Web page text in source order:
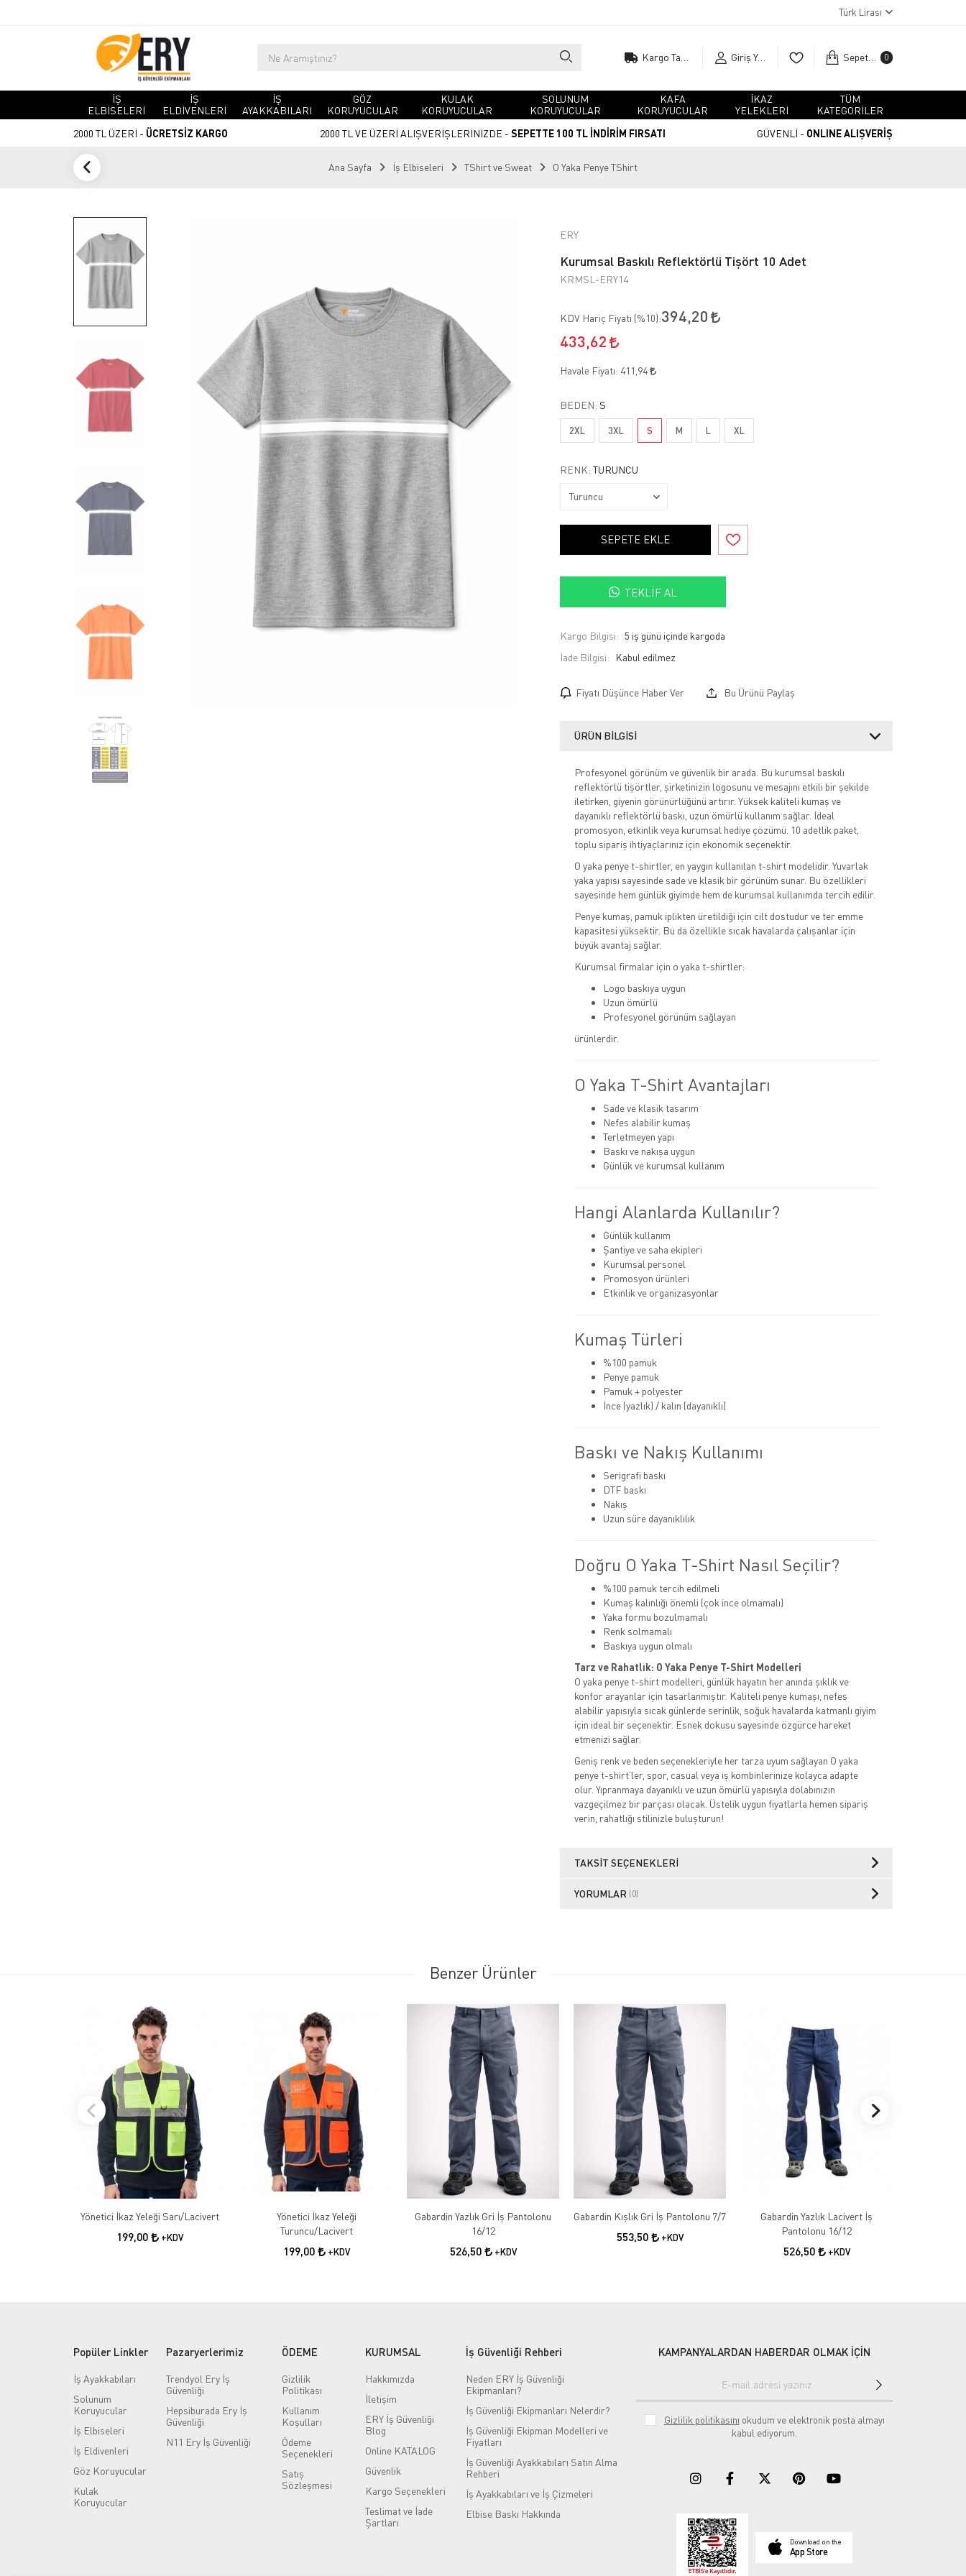
Türk Lirası
Giriş Yap Sepetim 0
İŞ
ELBİSELERİ
İŞ
ELDİVENLERİ
İŞ
AYAKKABILARI
GÖZ
KORUYUCULAR
KULAK
KORUYUCULAR
SOLUNUM
KORUYUCULAR
KAFA
KORUYUCULAR
İKAZ
YELEKLERİ
TÜM
KATEGORİLER
2000 TL ÜZERİ - ÜCRETSİZ KARGO 2000 TL VE ÜZERİ ALIŞVERİŞLERİNİZDE - SEPETTE 100 TL İNDİRİM FIRSATI GÜVENLİ - ONLINE ALIŞVERİŞ
Ana Sayfa İş Elbiseleri TShirt ve Sweat O Yaka Penye TShirt
ERY
Kurumsal Baskılı Reflektörlü Tişört 10 Adet
KRMSL-ERY14
KDV Hariç Fiyatı (%10):394,20
433,62
Havale Fiyatı: 411,94
BEDEN: S
2XL 3XL S M L XL
RENK: TURUNCU
SEPETE EKLE
TEKLIF AL
Kargo Bilgisi: 5 iş günü içinde kargoda
İade Bilgisi:
Fiyatı Düşünce Haber Ver Bu Ürünü Paylaş
ÜRÜN BILGISI
Profesyonel görünüm ve güvenlik bir arada. Bu kurumsal baskılı
reflektörlü tişörtler, şirketinizin logosunu ve mesajını etkili bir şekilde
iletirken, giyenin görünürlüğünü artırır. Yüksek kaliteli kumaş ve
dayanıklı reflektörlü baskı, uzun ömürlü kullanım sağlar. İdeal
promosyon, etkinlik veya kurumsal hediye çözümü. 10 adetlik paket,
toplu sipariş ihtiyaçlarınız için ekonomik seçenektir.
O yaka penye t-shirtler, en yaygın kullanılan t-shirt modelidir. Yuvarlak
yaka yapısı sayesinde sade ve klasik bir görünüm sunar. Bu özellikleri
sayesinde hem günlük giyimde hem de kurumsal kullanımda tercih edilir.
Penye kumaş, pamuk iplikten üretildiği için cilt dostudur ve ter emme
kapasitesi yüksektir. Bu da özellikle sıcak havalarda çalışanlar için
büyük avantaj sağlar.
Kurumsal firmalar için o yaka t-shirtler:
Logo baskıya uygun
Uzun ömürlü
Profesyonel görünüm sağlayan
ürünlerdir.
O Yaka T-Shirt Avantajları
Sade ve klasik tasarım
Nefes alabilir kumaş
Terletmeyen yapı
Baskı ve nakışa uygun
Günlük ve kurumsal kullanım
Hangi Alanlarda Kullanılır?
Günlük kullanım
Şantiye ve saha ekipleri
Kurumsal personel
Promosyon ürünleri
Etkinlik ve organizasyonlar
Kumaş Türleri
%100 pamuk
Penye pamuk
Pamuk + polyester
İnce (yazlık) / kalın (dayanıklı)
Baskı ve Nakış Kullanımı
Serigrafi baskı
DTF baskı
Nakış
Uzun süre dayanıklılık
Doğru O Yaka T-Shirt Nasıl Seçilir?
%100 pamuk tercih edilmeli
Kumaş kalınlığı önemli (çok ince olmamalı)
Yaka formu bozulmamalı
Renk solmamalı
Baskıya uygun olmalı
Tarz ve Rahatlık: O Yaka Penye T-Shirt Modelleri
O yaka penye t-shirt modelleri, günlük hayatın her anında şıklık ve
konfor arayanlar için tasarlanmıştır. Kaliteli penye kumaşı, nefes
alabilir yapısıyla sıcak günlerde serinlik, soğuk havalarda katmanlı giyim
için ideal bir seçenektir. Esnek dokusu sayesinde özgürce hareket
etmenizi sağlar.
Geniş renk ve beden seçenekleriyle her tarza uyum sağlayan O yaka
penye t-shirt’ler, spor, casual veya iş kombinlerinize kolayca adapte
olur. Yıpranmaya dayanıklı ve uzun ömürlü yapısıyla dolabınızın
vazgeçilmez bir parçası olacak. Üstelik uygun fiyatlarla hemen sipariş
verin, rahatlığı stilinizle buluşturun!
TAKSIT SEÇENEKLERI
YORUMLAR (0)
Benzer Ürünler
Yönetici İkaz Yeleği Sarı/Lacivert
199,00 +KDV
Yönetici İkaz Yeleği
Turuncu/Lacivert
199,00 +KDV
Gabardin Yazlık Gri İş Pantolonu
16/12
526,50 +KDV
Gabardin Kışlık Gri İş Pantolonu 7/7
553,50 +KDV
Gabardin Yazlık Lacivert İş
Pantolonu 16/12
526,50 +KDV
Popüler Linkler
İş Ayakkabıları
Solunum
Koruyucular
İş Elbiseleri
İş Eldivenleri
Göz Koruyucular
Kulak
Koruyucular
Pazaryerlerimiz
Trendyol Ery İş
Güvenliği
Hepsiburada Ery İş
Güvenliği
N11 Ery İş Güvenliği
ÖDEME
Gizlilik
Politikası
Kullanım
Koşulları
Ödeme
Seçenekleri
Satış
Sözleşmesi
KURUMSAL
Hakkımızda
İletişim
ERY İş Güvenliği
Blog
Online KATALOG
Güvenlik
Kargo Seçenekleri
Teslimat ve İade
Şartları
İş Güvenliği Rehberi
Neden ERY İş Güvenliği
Ekipmanları?
İş Güvenliği Ekipmanları Nelerdir?
İş Güvenliği Ekipman Modelleri ve
Fiyatları
İş Güvenliği Ayakkabıları Satın Alma
Rehberi
İş Ayakkabıları ve İş Çizmeleri
Elbise Baskı Hakkında
KAMPANYALARDAN HABERDAR OLMAK İÇİN
Gizlilik politikasını okudum ve elektronik posta almayı
kabul ediyorum.
Download on the
App Store